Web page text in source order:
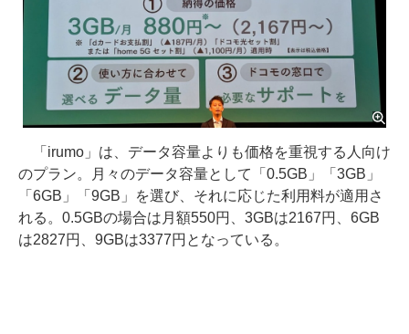
「irumo」は、データ容量よりも価格を重視する人向け
のプラン。月々のデータ容量として「0.5GB」「3GB」
「6GB」「9GB」を選び、それに応じた利用料が適用さ
れる。0.5GBの場合は月額550円、3GBは2167円、6GB
は2827円、9GBは3377円となっている。